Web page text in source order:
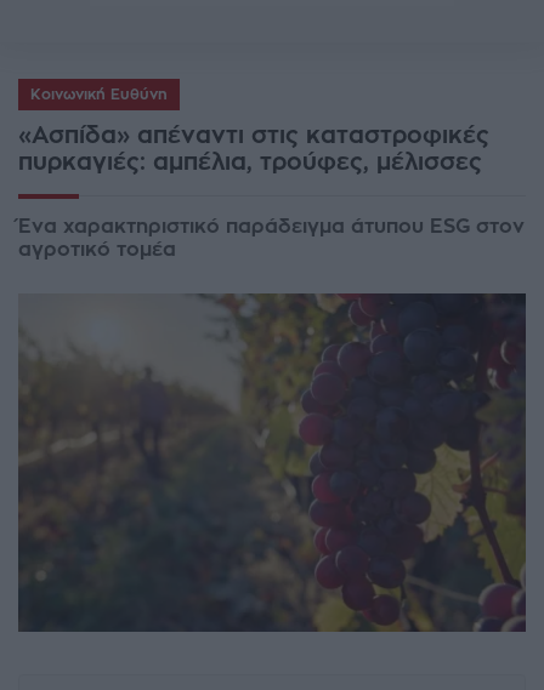
Κοινωνική Ευθύνη
«Ασπίδα» απέναντι στις καταστροφικές
πυρκαγιές: αμπέλια, τρούφες, μέλισσες
Ένα χαρακτηριστικό παράδειγμα άτυπου ESG στον
αγροτικό τομέα